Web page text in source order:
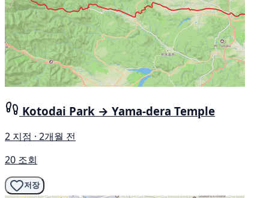
Kotodai Park → Yama-dera Temple
2 지점 · 2개월 전
20 조회
저장